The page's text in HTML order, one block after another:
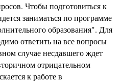
Чтобы подготовиться к
заниматься по программе
образования". Для
ответить на все вопросы
случае несдавшего ждет
отрицательном
к работе в